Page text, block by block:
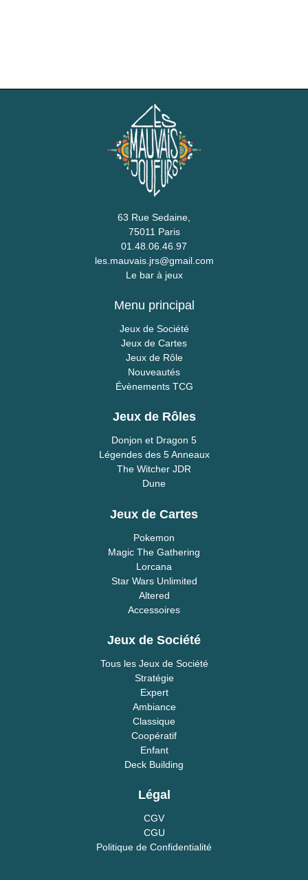
63 Rue Sedaine,
75011 Paris
01.48.06.46.97
les.mauvais.jrs@gmail.com
Le bar à jeux
Menu principal
Jeux de Société
Jeux de Cartes
Jeux de Rôle
Nouveautés
Évènements TCG
Jeux de Rôles
Donjon et Dragon 5
Légendes des 5 Anneaux
The Witcher JDR
Dune
Jeux de Cartes
Pokemon
Magic The Gathering
Lorcana
Star Wars Unlimited
Altered
Accessoires
Jeux de Société
Tous les Jeux de Société
Stratégie
Expert
Ambiance
Classique
Coopératif
Enfant
Deck Building
Légal
CGV
CGU
Politique de Confidentialité